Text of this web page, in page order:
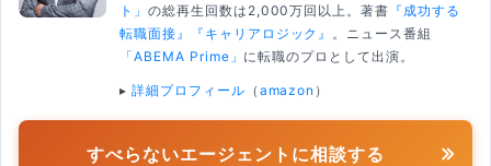
ト」 の総再生回数は2,000万回以上。著書 『成功する
転職面接』
『キャリアロジック』
。ニュース番組
「ABEMA Prime」 に転職のプロとして出演。
▸ 詳細プロフィール （ amazon ）
すべらないエージェントに相談する